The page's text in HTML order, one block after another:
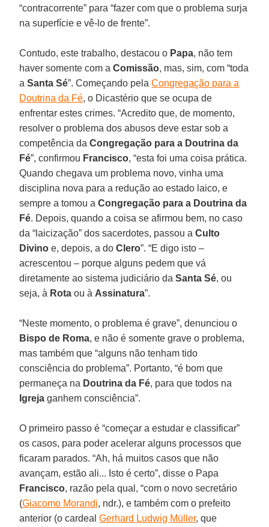
“contracorrente” para “fazer com que o problema surja
na superfície e vê-lo de frente”.
Contudo, este trabalho, destacou o Papa, não tem
haver somente com aComissão, mas, sim, com “toda
aSanta Sé”. Começando pelaCongregação para a
Doutrina da Fé, o Dicastério que se ocupa de
enfrentar estes crimes. “Acredito que, de momento,
resolver o problema dos abusos deve estar sob a
competência daCongregação para a Doutrina da
Fé”, confirmou Francisco, “esta foi uma coisa prática.
Quando chegava um problema novo, vinha uma
disciplina nova para a redução ao estado laico, e
sempre a tomou aCongregação para a Doutrina da
Fé. Depois, quando a coisa se afirmou bem, no caso
da “laicização” dos sacerdotes, passou aCulto
Divino e, depois, a doClero”. “E digo isto –
acrescentou – porque alguns pedem que vá
diretamente ao sistema judiciário daSanta Sé, ou
seja, à Rota ou à Assinatura”.
“Neste momento, o problema é grave”, denunciou o
Bispo de Roma, e não é somente grave o problema,
mas também que “alguns não tenham tido
consciência do problema”. Portanto, “é bom que
permaneça na Doutrina da Fé, para que todos na
Igreja ganhem consciência”.
O primeiro passo é “começar a estudar e classificar”
os casos, para poder acelerar alguns processos que
ficaram parados. “Ah, há muitos casos que não
avançam, estão ali... Isto é certo”, disse o Papa
Francisco, razão pela qual, “com o novo secretário
(Giacomo Morandi, ndr.), e também com o prefeito
anterior (o cardealGerhard Ludwig Müller, que